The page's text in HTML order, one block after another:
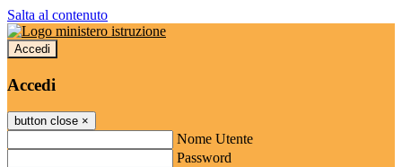
Salta al contenuto
Accedi
Accedi
button close ×
Nome Utente
Password